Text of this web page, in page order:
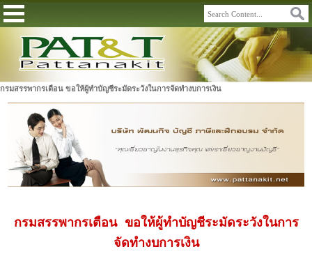
กรมสรรพากรเตือน ขอให้ผู้ทำบัญชีระมัดระวังในการจัดทำงบการเงิน
กรมสรรพากรเตือน ขอให้ผู้ทำบัญชีระมัดระวังในการ
จัดทำงบการเงิน